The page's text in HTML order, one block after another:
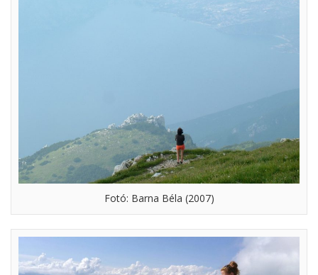
Fotó: Barna Béla (2007)